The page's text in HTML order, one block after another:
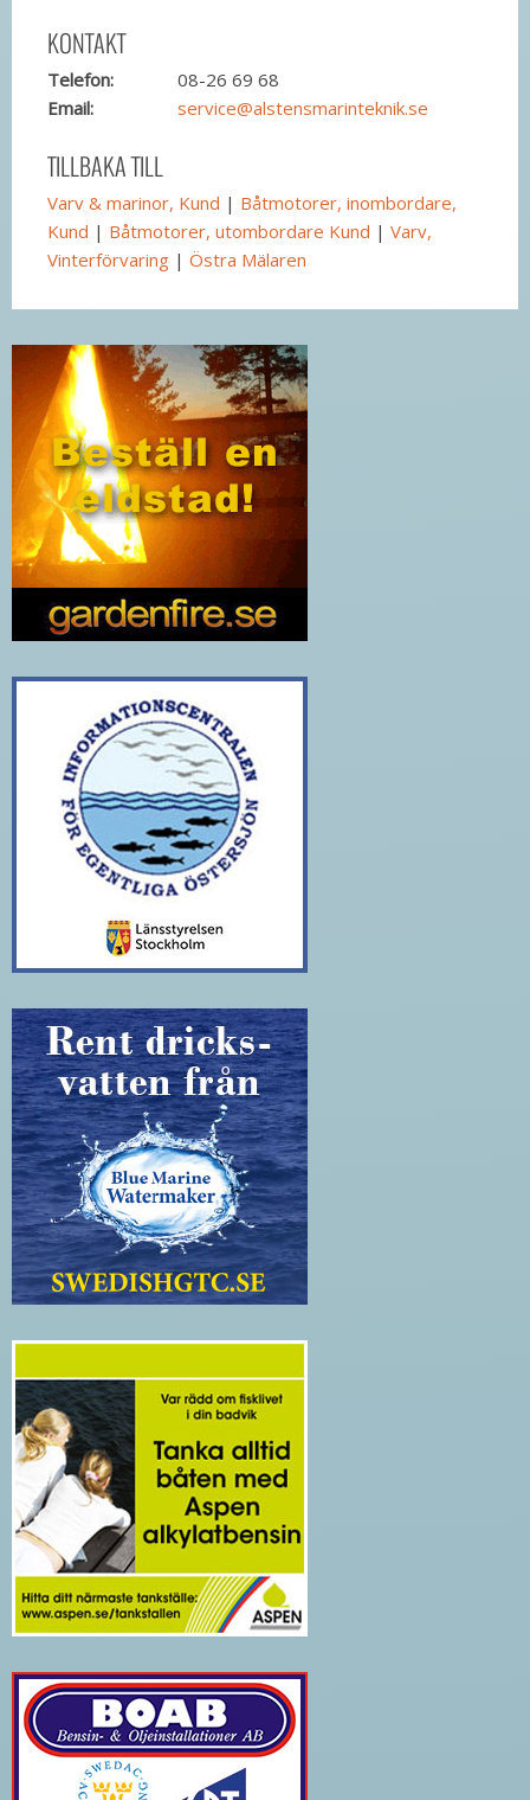
KONTAKT
Telefon:
08-26 69 68
Email:
service@alstensmarinteknik.se
TILLBAKA TILL
Varv & marinor, Kund | Båtmotorer, inombordare,
Kund | Båtmotorer, utombordare Kund | Varv,
Vinterförvaring | Östra Mälaren